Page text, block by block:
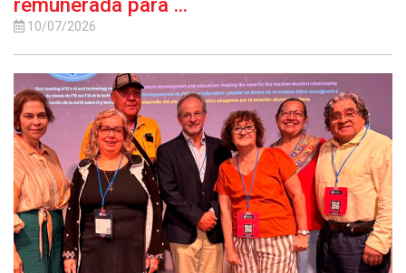
10/07/2026